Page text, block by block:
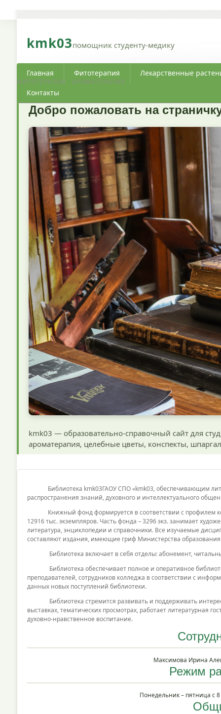
kmk03помощник студенту-медику
ФИТОТЕРАПИЯ · АРОМАТЕРАПИЯ
Главная Фитотерапия Лекарственные
Контакты
Добро пожаловать на
kmk03 — образовательно-справочный сайт для
ароматерапия, целебные цветы, конспекты,
Библиотека kmk03ГАОУ СПО «kmk03, обеспечивающим
распространения знаний, духовного и интеллектуального
Книжный фонд формируется в соответствии с профилем
12916 тыс. экземпляров. Часть фонда – 3296 экз. занимает
литература, энциклопедии и справочники. Все изучаемые
составляют издания, имеющие гриф Министерства
Библиотека включает в себя отделы: абонемент,
Библиотека обеспечивает полное и оперативное
преподавателей, сотрудников колледжа в соответствии с
данных новых поступлений библиотеки.
Библиотека стремится развивать и поддерживать интерес
выставках, тематических просмотрах, работает литературная
духовно-нравственное воспитание.
Максимова Ирина
Режим
Понедельник – пятница с